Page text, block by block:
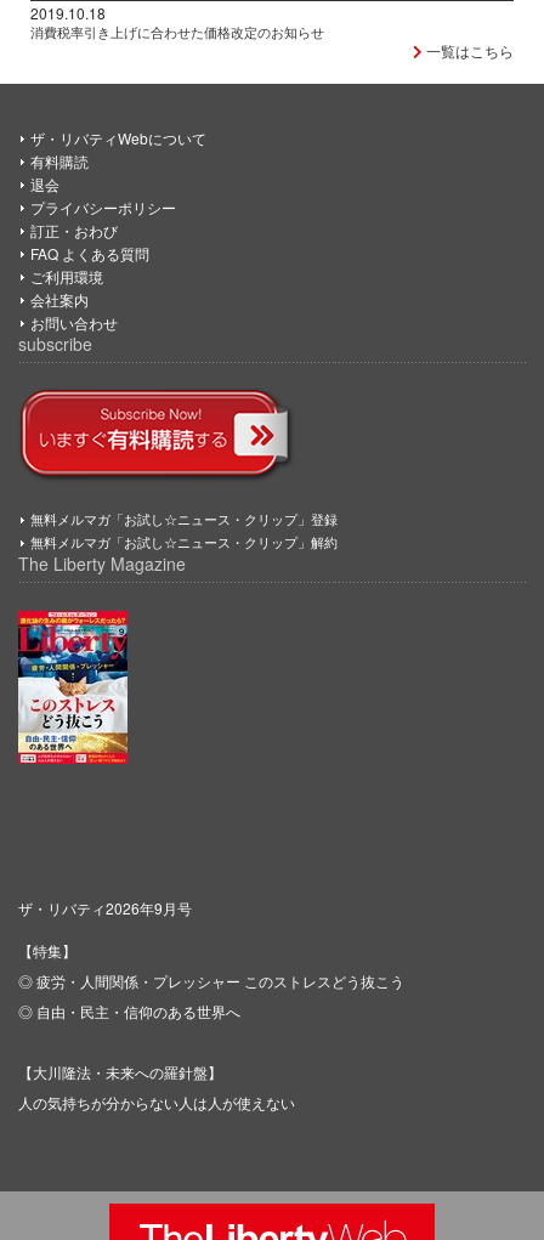
2019.10.18
消費税率引き上げに合わせた価格改定のお知らせ
一覧はこちら
ザ・リバティWebについて
有料購読
退会
プライバシーポリシー
訂正・おわび
FAQ よくある質問
ご利用環境
会社案内
お問い合わせ
subscribe
無料メルマガ「お試し☆ニュース・クリップ」登録
無料メルマガ「お試し☆ニュース・クリップ」解約
The Liberty Magazine
ザ・リバティ2026年9月号
【特集】
◎ 疲労・人間関係・プレッシャー このストレスどう抜こう
◎ 自由・民主・信仰のある世界へ
【大川隆法・未来への羅針盤】
人の気持ちが分からない人は人が使えない